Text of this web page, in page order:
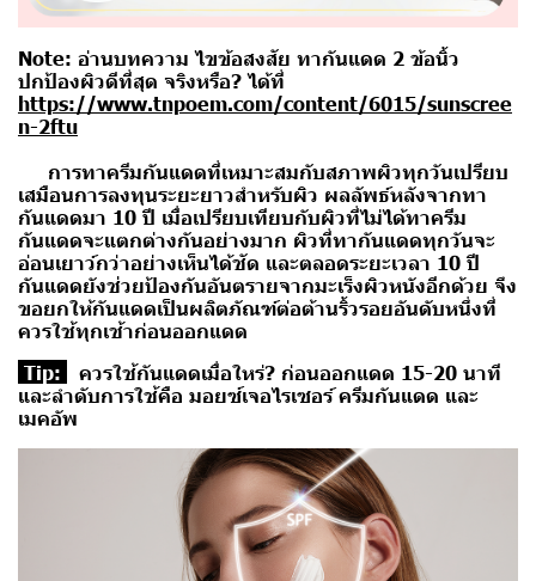
Note: อ่านบทความ ไขข้อสงสัย ทากันแดด 2 ข้อนิ้ว
ปกป้องผิวดีที่สุด จริงหรือ? ได้ที่
https://www.tnpoem.com/content/6015/sunscree
n-2ftu
การทาครีมกันแดดที่เหมาะสมกับสภาพผิวทุกวันเปรียบ
เสมือนการลงทุนระยะยาวสำหรับผิว ผลลัพธ์หลังจากทา
กันแดดมา 10 ปี เมื่อเปรียบเทียบกับผิวที่ไม่ได้ทาครีม
กันแดดจะแตกต่างกันอย่างมาก ผิวที่ทากันแดดทุกวันจะ
อ่อนเยาว์กว่าอย่างเห็นได้ชัด และตลอดระยะเวลา 10 ปี
กันแดดยังช่วยป้องกันอันตรายจากมะเร็งผิวหนังอีกด้วย จึง
ขอยกให้กันแดดเป็นผลิตภัณฑ์ต่อต้านริ้วรอยอันดับหนึ่งที่
ควรใช้ทุกเช้าก่อนออกแดด
Tip:
ควรใช้กันแดดเมื่อใหร่? ก่อนออกแดด 15-20 นาที
และลำดับการใช้คือ มอยซ์เจอไรเซอร์ ครีมกันแดด และ
เมคอัพ